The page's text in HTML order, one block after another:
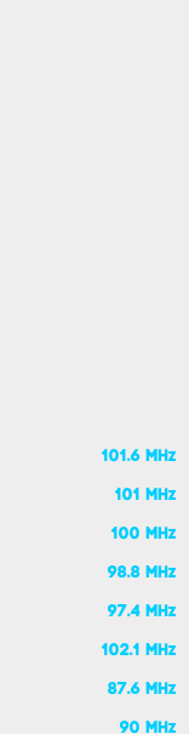
101.6 MHz
101 MHz
100 MHz
98.8 MHz
97.4 MHz
102.1 MHz
87.6 MHz
90 MHz